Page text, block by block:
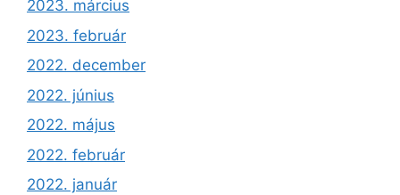
2023. március
2023. február
2022. december
2022. június
2022. május
2022. február
2022. január